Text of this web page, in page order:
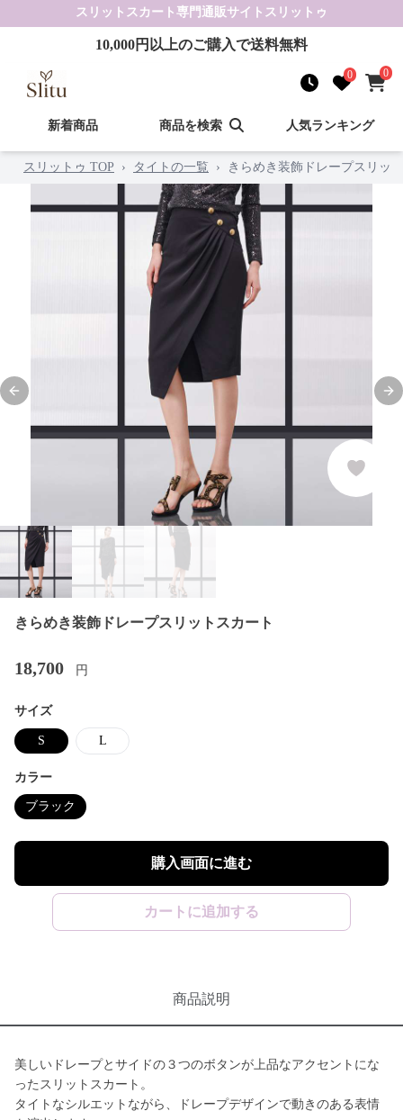
スリットスカート 専門通販サイト スリットゥ
10,000円以上のご購入で送料無料
0 0
新着商品 商品を検索 人気ランキング
スリットゥ TOP › タイトの一覧 › きらめき装飾ドレープスリッ
Previous slide
きらめき装飾ドレープスリットスカート
18,700 円
サイズ
S L
カラー
ブラック
購入画面に進む
カートに追加する
商品説明
美しいドレープとサイドの３つのボタンが上品なアクセントにな
ったスリットスカート。
タイトなシルエットながら、ドレープデザインで動きのある表情